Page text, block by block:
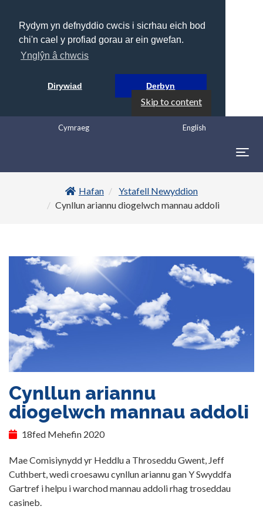
Rydym yn defnyddio cwcis i sicrhau eich bod
chi'n cael y profiad gorau ar ein gwefan.
Ynglŷn â chwcis
Dirywiad Derbyn
Skip to content
English
Cymraeg
Hafan
Ystafell Newyddion
Cynllun ariannu diogelwch mannau addoli
Cynllun ariannu
diogelwch mannau addoli
18fed Mehefin 2020
Mae Comisiynydd yr Heddlu a Throseddu Gwent, Jeff
Cuthbert, wedi croesawu cynllun ariannu gan Y Swyddfa
Gartref i helpu i warchod mannau addoli rhag troseddau
casineb.